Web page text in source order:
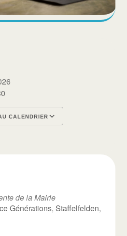
CALENDRIER
de la Mairie
Générations, Staffelfelden,